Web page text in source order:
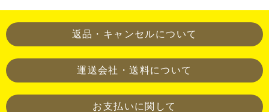
返品・キャンセルについて
運送会社・送料について
お支払いに関して